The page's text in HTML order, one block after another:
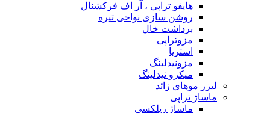
هایفو تراپی ، آر اف فرکشنال
روشن سازی نواحی تیره
برداشت خال
مزوتراپی
استریا
مزونیدلینگ
میکرو نیدلینگ
لیزر موهای زائد
ماساژ تراپی
ماساژ ریلکسی